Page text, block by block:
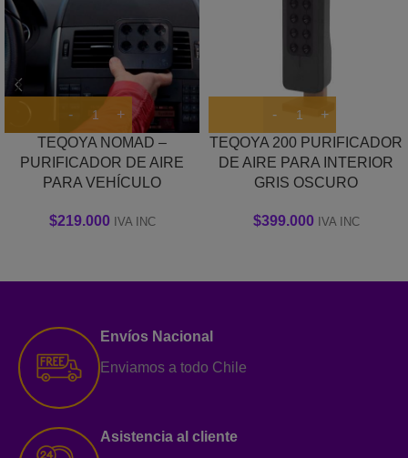
TEQOYA NOMAD –
PURIFICADOR DE AIRE
PARA VEHÍCULO
$219.000 IVA INC
TEQOYA 200 PURIFICADOR
DE AIRE PARA INTERIOR
GRIS OSCURO
$399.000 IVA INC
Envíos Nacional
Enviamos a todo Chile
Asistencia al cliente